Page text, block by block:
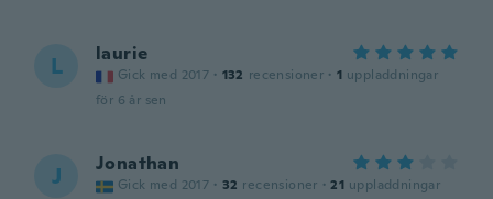
L laurie
Gick med 2017 · 132 recensioner · 1 uppladdningar
för 6 år sen
J Jonathan
Gick med 2017 · 32 recensioner · 21 uppladdningar